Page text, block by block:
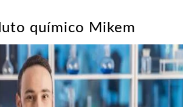
químico Mikem